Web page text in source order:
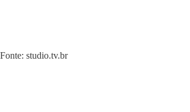
Fonte: studio.tv.br